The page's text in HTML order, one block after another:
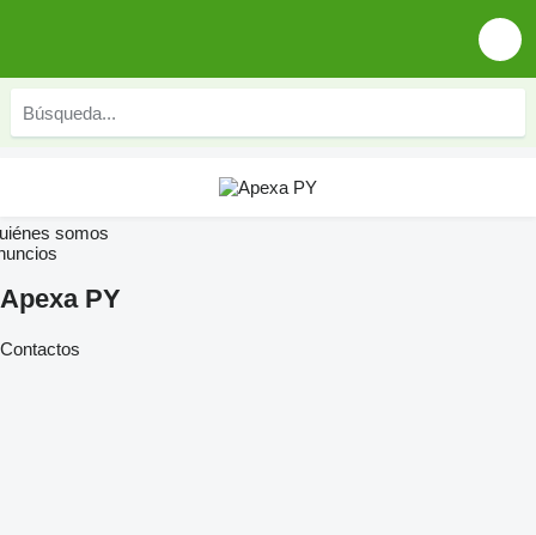
somos
Apexa PY
Contactos